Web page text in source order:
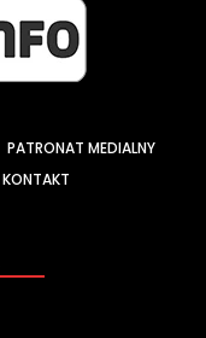
PATRONAT MEDIALNY
KONTAKT